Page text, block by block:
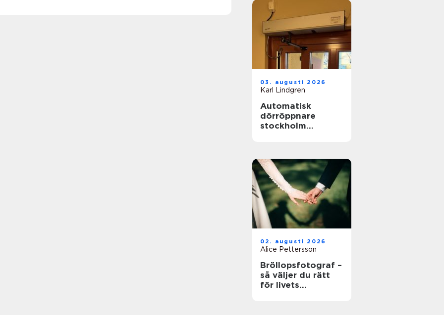
03. augusti 2026
Karl Lindgren
Automatisk
dörröppnare
stockholm
02. augusti 2026
Alice Pettersson
Bröllopsfotograf –
så väljer du rätt
för livets